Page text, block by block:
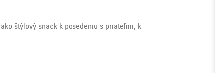
štýlový snack k posedeniu s priateľmi, k